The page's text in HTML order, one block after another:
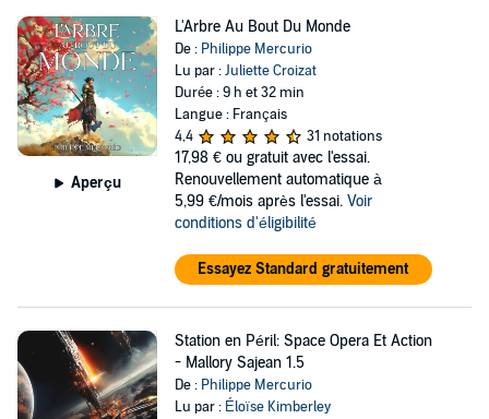
Aperçu
L'Arbre Au Bout Du Monde
De : Philippe Mercurio
Lu par :Juliette Croizat
Durée : 9 h et 32 min
Langue : Français
4,4
31 notations
17,98 € ou gratuit avec l'essai.
Renouvellement automatique à
5,99 €/mois après l'essai. Voir
conditions d'éligibilité
Essayez Standard gratuitement
Station en Péril: Space Opera Et Action
- Mallory Sajean 1.5
De : Philippe Mercurio
Lu par : Éloïse Kimberley